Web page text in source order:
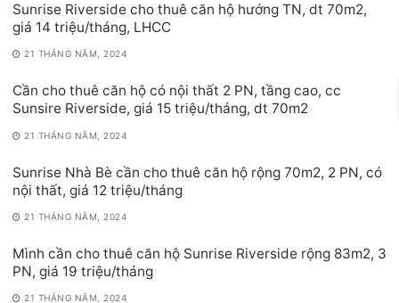
Sunrise Riverside cho thuê căn hộ hướng TN, dt 70m2,
giá 14 triệu/tháng, LHCC
21 THÁNG NĂM, 2024
Cần cho thuê căn hộ có nội thất 2 PN, tầng cao, cc
Sunsire Riverside, giá 15 triệu/tháng, dt 70m2
21 THÁNG NĂM, 2024
Sunrise Nhà Bè cần cho thuê căn hộ rộng 70m2, 2 PN, có
nội thất, giá 12 triệu/tháng
21 THÁNG NĂM, 2024
Mình cần cho thuê căn hộ Sunrise Riverside rộng 83m2, 3
PN, giá 19 triệu/tháng
21 THÁNG NĂM, 2024